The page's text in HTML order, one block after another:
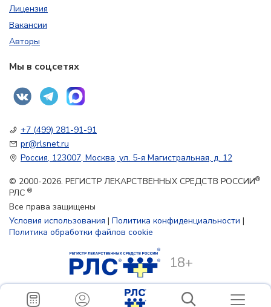
Лицензия
Вакансии
Авторы
Мы в соцсетях
+7 (499) 281-91-91
pr@rlsnet.ru
Россия, 123007, Москва, ул. 5-я Магистральная, д. 12
© 2000-2026. РЕГИСТР ЛЕКАРСТВЕННЫХ СРЕДСТВ РОССИИ®
РЛС ®
Все права защищены
Условия использования | Политика конфиденциальности |
Политика обработки файлов cookie
18+